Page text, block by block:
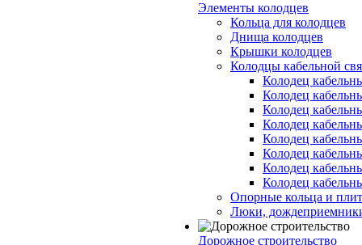
Элементы колодцев
Кольца для колодцев
Днища колодцев
Крышки колодцев
Колодцы кабельной
Колодец
Колодец
Колодец
Колодец
Колодец
Колодец
Колодец
Колодец
Опорные кольца и
Люки,
Дорожное строительство